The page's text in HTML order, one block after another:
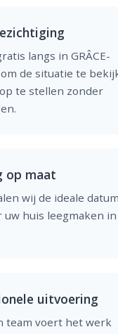
langs in GRÂCE-
om de situatie te
te stellen zonder
op maat
wij de ideale
huis leegmaken in
uitvoering
team voert het werk